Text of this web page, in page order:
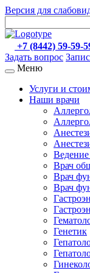
Версия для
+7 (8442) 59-59-
Задать вопрос
Меню
Услуги и
Наши врачи
Врач
Врач
Врач
Генетик